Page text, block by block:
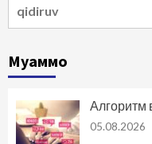
Муаммо
Алгоритм
05.08.2026